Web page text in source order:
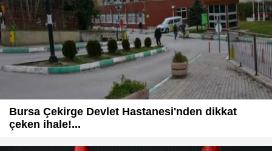
Bursa Çekirge Devlet Hastanesi'nden dikkat
çeken ihale!...